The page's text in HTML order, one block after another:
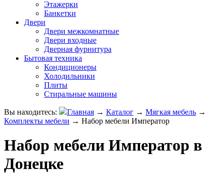
Этажерки
Банкетки
Двери
Двери межкомнатные
Двери входные
Дверная фурнитура
Бытовая техника
Кондиционеры
Холодильники
Плиты
Стиральные машины
Вы находитесь: Главная → Каталог → Мягкая мебель →
Комплекты мебели → Набор мебели Император
Набор мебели Император в
Донецке